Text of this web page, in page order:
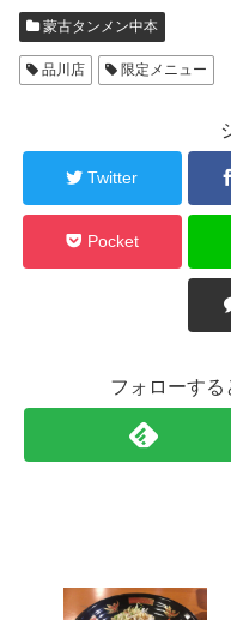
蒙古タンメン中本
品川店 限定メニュー
Twitter
Pocket
フォローする